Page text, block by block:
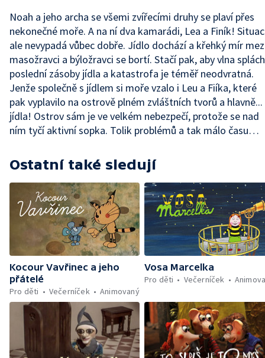
Noah a jeho archa se všemi zvířecími druhy se plaví přes
nekonečné moře. A na ní dva kamarádi, Lea a Finík!
ale nevypadá vůbec dobře. Jídlo dochází a křehký mír
masožravci a býložravci se bortí. Stačí pak, aby vlna
poslední zásoby jídla a katastrofa je téměř neodvratná.
Jenže společně s jídlem si moře vzalo i Leu a Fiíka, které
pak vyplavilo na ostrově plném zvláštních tvorů a hlavně...
jídla! Ostrov sám je ve velkém nebezpečí, protože se nad
ním tyčí aktivní sopka. Tolik problémů a tak málo času…
Ostatní také sledují
Kocour Vavřinec a jeho
přátelé
Pro děti
Večerníček Animovaný
Vosa Marcelka
Pro děti
Večerníček